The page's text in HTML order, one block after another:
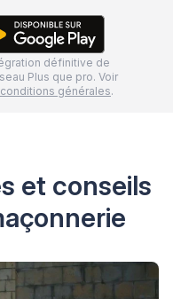
définitive de
Plus que pro. Voir
conditions générales.
et conseils